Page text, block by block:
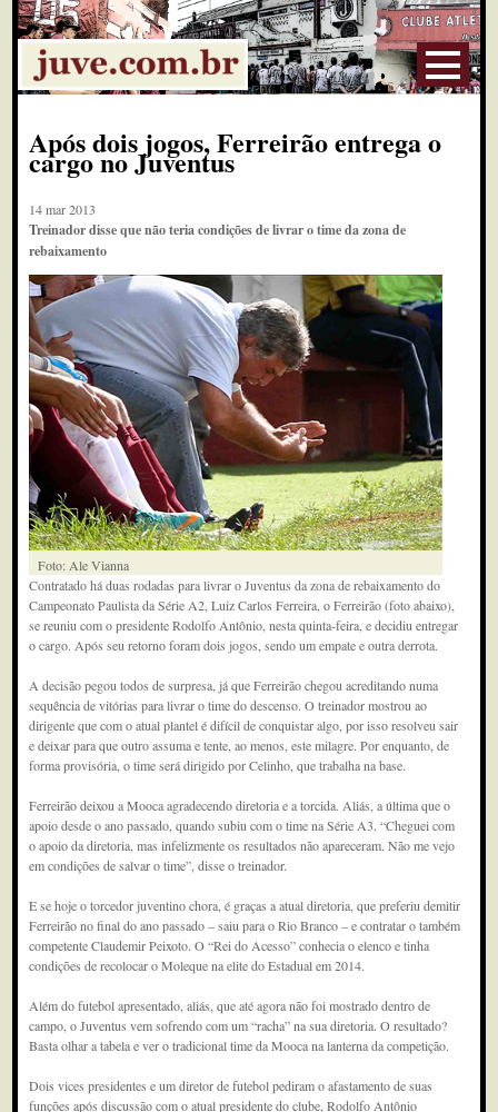
Após dois jogos, Ferreirão entrega o
cargo no Juventus
14 mar 2013
Treinador disse que não teria condições de livrar o time da zona de
rebaixamento
Foto: Ale Vianna
Contratado há duas rodadas para livrar o Juventus da zona de rebaixamento do
Campeonato Paulista da Série A2, Luiz Carlos Ferreira, o Ferreirão (foto abaixo),
se reuniu com o presidente Rodolfo Antônio, nesta quinta-feira, e decidiu entregar
o cargo. Após seu retorno foram dois jogos, sendo um empate e outra derrota.
A decisão pegou todos de surpresa, já que Ferreirão chegou acreditando numa
sequência de vitórias para livrar o time do descenso. O treinador mostrou ao
dirigente que com o atual plantel é difícil de conquistar algo, por isso resolveu sair
e deixar para que outro assuma e tente, ao menos, este milagre. Por enquanto, de
forma provisória, o time será dirigido por Celinho, que trabalha na base.
Ferreirão deixou a Mooca agradecendo diretoria e a torcida. Aliás, a última que o
apoio desde o ano passado, quando subiu com o time na Série A3. “Cheguei com
o apoio da diretoria, mas infelizmente os resultados não apareceram. Não me vejo
em condições de salvar o time”, disse o treinador.
E se hoje o torcedor juventino chora, é graças a atual diretoria, que preferiu demitir
Ferreirão no final do ano passado – saiu para o Rio Branco – e contratar o também
competente Claudemir Peixoto. O “Rei do Acesso” conhecia o elenco e tinha
condições de recolocar o Moleque na elite do Estadual em 2014.
Além do futebol apresentado, aliás, que até agora não foi mostrado dentro de
campo, o Juventus vem sofrendo com um “racha” na sua diretoria. O resultado?
Basta olhar a tabela e ver o tradicional time da Mooca na lanterna da competição.
Dois vices presidentes e um diretor de futebol pediram o afastamento de suas
funções após discussão com o atual presidente do clube, Rodolfo Antônio